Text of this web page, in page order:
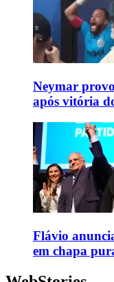
Neymar
após vitória
Flávio
em chapa